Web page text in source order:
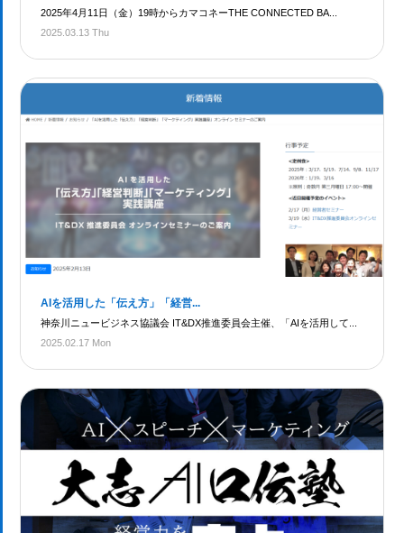
2025年4月11日（金）19時からカマコネーTHE CONNECTED BA...
2025.03.13 Thu
AIを活用した「伝え方」「経営...
神奈川ニュービジネス協議会 IT&DX推進委員会主催、「AIを活用して...
2025.02.17 Mon